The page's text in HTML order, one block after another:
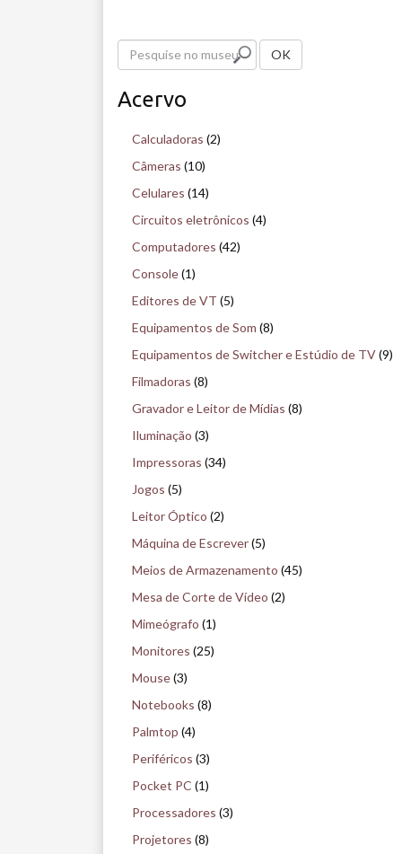
s
OK
Acervo
Calculadoras (2)
Câmeras (10)
Celulares (14)
Circuitos eletrônicos (4)
Computadores (42)
Console(1)
Editores de VT (5)
Equipamentos de Som (8)
Equipamentos de Switcher e Estúdio de TV(9)
Filmadoras (8)
Gravador e Leitor de Mídias (8)
Iluminação (3)
Impressoras (34)
Jogos (5)
Leitor Óptico (2)
Máquina de Escrever(5)
Meios de Armazenamento (45)
Mesa de Corte de Vídeo (2)
Mimeógrafo (1)
Monitores (25)
Mouse(3)
Notebooks (8)
Palmtop (4)
Periféricos (3)
Pocket PC (1)
Processadores (3)
Projetores (8)